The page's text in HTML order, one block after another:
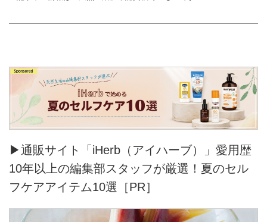
▶通販サイト「iHerb（アイハーブ）」愛用歴
10年以上の編集部スタッフが厳選！夏のセル
フケアアイテム10選［PR］